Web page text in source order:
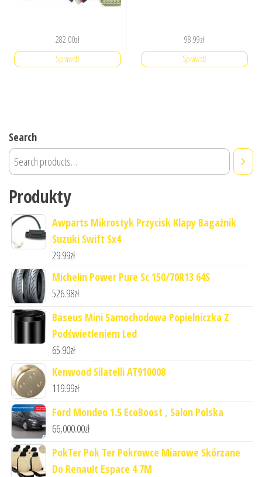
282.00zł
Sprawdź
98.99zł
Sprawdź
Search
Produkty
Awparts Mikrostyk Przycisk Klapy Bagażnik
Suzuki Swift Sx4
29.99zł
Michelin Power Pure Sc 150/70R13 64S
526.98zł
Baseus Mini Samochodowa Popielniczka Z
Podświetleniem Led
65.90zł
Kenwood Silatelli AT910008
119.99zł
Ford Mondeo 1.5 EcoBoost , Salon Polska
66,000.00zł
PokTer Pok Ter Pokrowce Miarowe Skórzane
Do Renault Espace 4 7M